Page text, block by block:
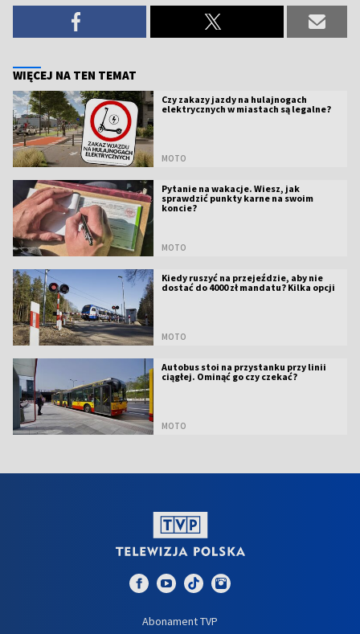
WIĘCEJ NA TEN TEMAT
Czy zakazy jazdy na hulajnogach
elektrycznych w miastach są legalne?
MOTO
Pytanie na wakacje. Wiesz, jak
sprawdzić punkty karne na swoim
koncie?
MOTO
Kiedy ruszyć na przejeździe, aby nie
dostać do 4000 zł mandatu? Kilka opcji
MOTO
Autobus stoi na przystanku przy linii
ciągłej. Ominąć go czy czekać?
MOTO
Abonament TVP